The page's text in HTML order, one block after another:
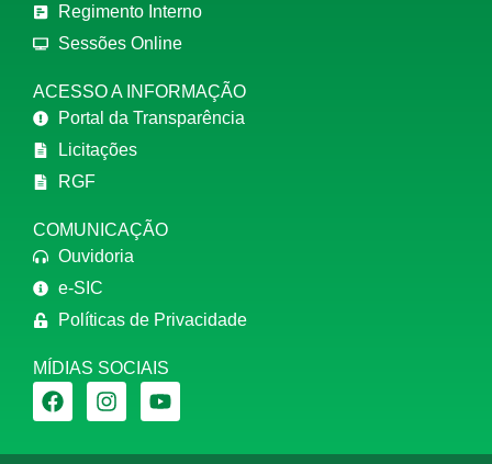
Regimento Interno
Sessões Online
ACESSO A INFORMAÇÃO
Portal da Transparência
Licitações
RGF
COMUNICAÇÃO
Ouvidoria
e-SIC
Políticas de Privacidade
MÍDIAS SOCIAIS